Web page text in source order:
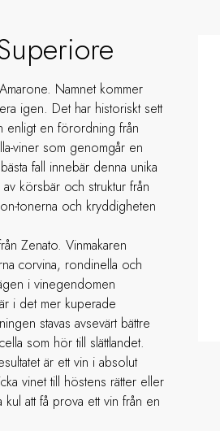
Namnet kommer
igen. Det har historiskt sett
enligt en förordning från
viner som genomgår en
fall innebär denna unika
körsbär och struktur från
tonerna och kryddigheten
Zenato. Vinmakaren
corvina, rondinella och
i vinegendomen
i det mer kuperade
stavas avsevärt bättre
som hör till slättlandet.
är ett vin i absolut
vinet till höstens rätter eller
kul att få prova ett vin från en